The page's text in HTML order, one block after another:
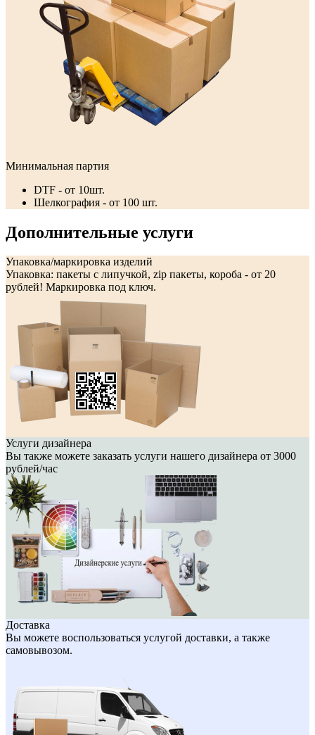
Минимальная партия
DTF - от 10шт.
Шелкография - от 100 шт.
Дополнительные услуги
Упаковка/маркировка изделий
Упаковка: пакеты с липучкой, zip пакеты, короба - от 20
рублей! Маркировка под ключ.
Услуги дизайнера
Вы также можете заказать услуги нашего дизайнера от 3000
рублей/час
Доставка
Вы можете воспользоваться услугой доставки, а также
самовывозом.